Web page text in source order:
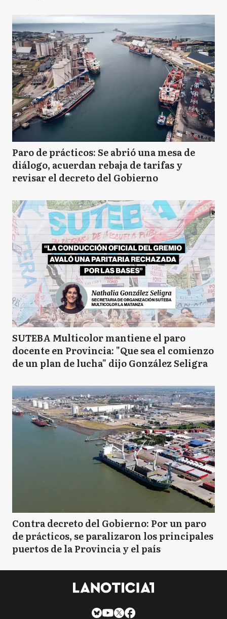
Paro de prácticos: Se abrió una mesa de
diálogo, acuerdan rebaja de tarifas y
revisar el decreto del Gobierno
SUTEBA Multicolor mantiene el paro
docente en Provincia: "Que sea el comienzo
de un plan de lucha" dijo González Seligra
Contra decreto del Gobierno: Por un paro
de prácticos, se paralizaron los principales
puertos de la Provincia y el país